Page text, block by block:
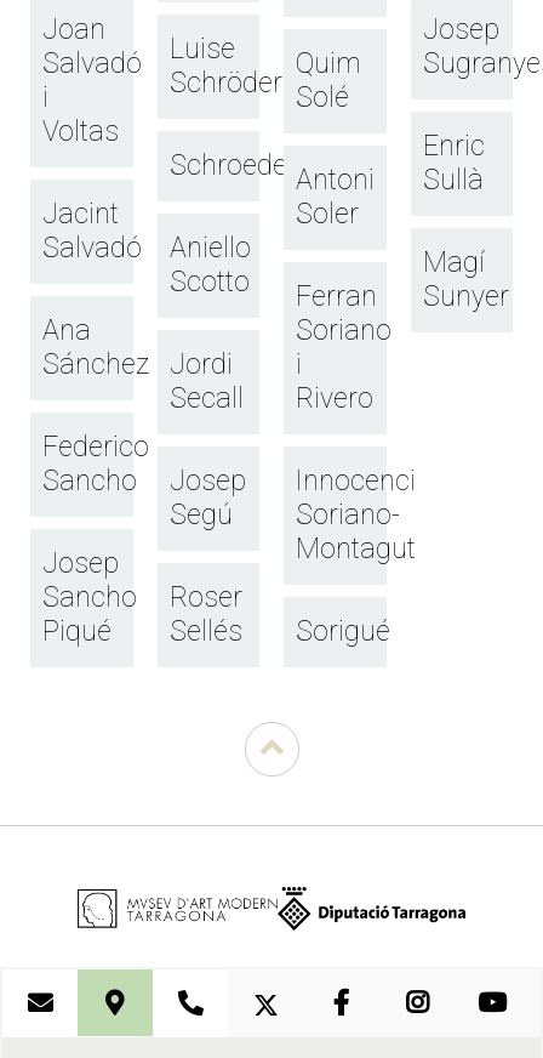
Joan
Salvadó
i
Voltas
Jacint
Salvadó
Ana
Sánchez
Federico
Sancho
Josep
Sancho
Piqué
Luise
Schröder
Schroeder
Aniello
Scotto
Jordi
Secall
Josep
Segú
Roser
Sellés
Quim
Solé
Antoni
Soler
Ferran
Soriano
i
Rivero
Innocenci
Soriano-
Montagut
Sorigué
Josep
Enric
Sullà
Magí
Sunyer